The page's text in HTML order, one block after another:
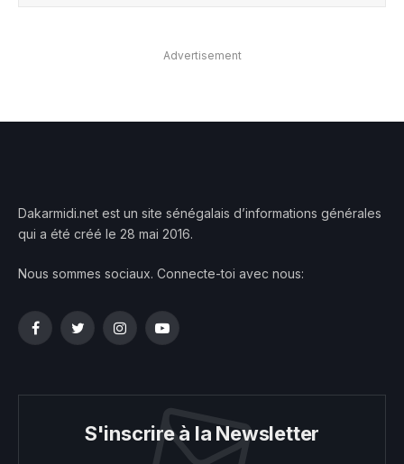
Advertisement
Dakarmidi.net est un site sénégalais d’informations générales
qui a été créé le 28 mai 2016.
Nous sommes sociaux. Connecte-toi avec nous:
FacebookTwitterInstagramYouTube
S'inscrire à la Newsletter